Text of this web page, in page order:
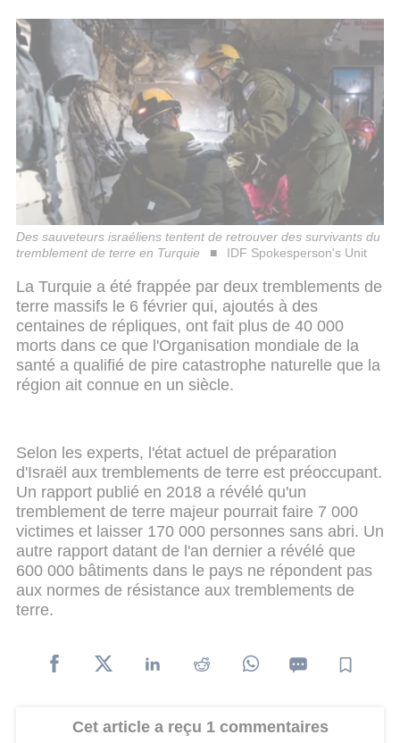
Des sauveteurs israéliens tentent de retrouver des survivants du
tremblement de terre en Turquie
IDF Spokesperson's Unit
La Turquie a été frappée par deux tremblements de
terre massifs le 6 février qui, ajoutés à des
centaines de répliques, ont fait plus de 40 000
morts dans ce que l'Organisation mondiale de la
santé a qualifié de pire catastrophe naturelle que la
région ait connue en un siècle.
Selon les experts, l'état actuel de préparation
d'Israël aux tremblements de terre est préoccupant.
Un rapport publié en 2018 a révélé qu'un
tremblement de terre majeur pourrait faire 7 000
victimes et laisser 170 000 personnes sans abri. Un
autre rapport datant de l'an dernier a révélé que
600 000 bâtiments dans le pays ne répondent pas
aux normes de résistance aux tremblements de
terre.
Cet article a reçu 1 commentaires